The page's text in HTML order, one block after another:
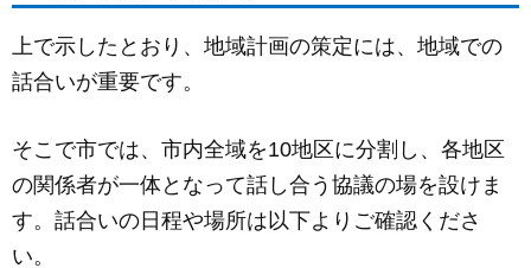
上で示したとおり、地域計画の策定には、地域での
話合いが重要です。
そこで市では、市内全域を10地区に分割し、各地区
の関係者が一体となって話し合う協議の場を設けま
す。話合いの日程や場所は以下よりご確認くださ
い。